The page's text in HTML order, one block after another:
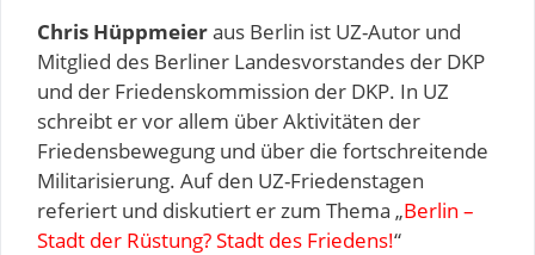
Chris Hüppmeieraus Berlin ist UZ-Autor und
Mitglied des Berliner Landesvorstandes der DKP
und der Friedenskommission der DKP. In UZ
schreibt er vor allem über Aktivitäten der
Friedensbewegung und über die fortschreitende
Militarisierung. Auf den UZ-Friedenstagen
referiert und diskutiert er zum Thema „Berlin –
Stadt der Rüstung? Stadt des Friedens!“